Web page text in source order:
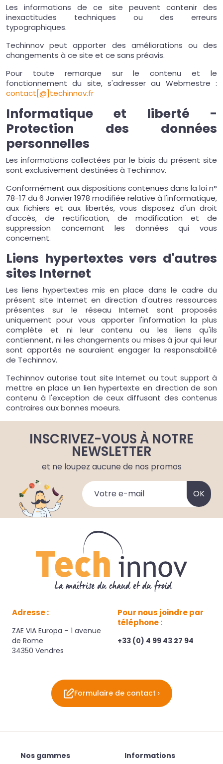
Les informations de ce site peuvent contenir des
inexactitudes techniques ou des erreurs
typographiques.
Techinnov peut apporter des améliorations ou des
changements à ce site et ce sans préavis.
Pour toute remarque sur le contenu et le
fonctionnement du site, s'adresser au Webmestre :
contact[@]techinnov.fr
Informatique et liberté -
Protection des données
personnelles
Les informations collectées par le biais du présent site
sont exclusivement destinées à Techinnov.
Conformément aux dispositions contenues dans la loi n°
78-17 du 6 Janvier 1978 modifiée relative à l'informatique,
aux fichiers et aux libertés, vous disposez d'un droit
d'accès, de rectification, de modification et de
suppression concernant les données qui vous
concernent.
Liens hypertextes vers d'autres
sites Internet
Les liens hypertextes mis en place dans le cadre du
présent site Internet en direction d'autres ressources
présentes sur le réseau Internet sont proposés
uniquement pour vous apporter l'information la plus
complète et ni leur contenu ou les liens qu'ils
contiennent, ni les changements ou mises à jour qui leur
sont apportés ne sauraient engager la responsabilité
de Techinnov.
Techinnov autorise tout site Internet ou tout support à
mettre en place un lien hypertexte en direction de son
contenu à l'exception de ceux diffusant des contenus
contraires aux bonnes moeurs.
INSCRIVEZ-VOUS À NOTRE
NEWSLETTER
et ne loupez aucune de nos promos
Adresse :
ZAE VIA Europa – 1 avenue
de Rome
34350 Vendres
Pour nous joindre par
téléphone :
+33 (0) 4 99 43 27 94
Formulaire de contact ›
Nos gammes Informations